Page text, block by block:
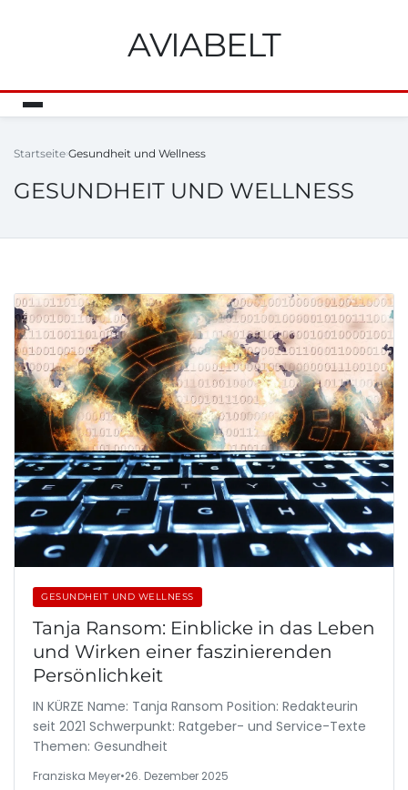
AVIABELT
Startseite Gesundheit und Wellness
GESUNDHEIT UND WELLNESS
GESUNDHEIT UND WELLNESS
Tanja Ransom: Einblicke in das Leben
und Wirken einer faszinierenden
Persönlichkeit
IN KÜRZE Name: Tanja Ransom Position: Redakteurin
seit 2021 Schwerpunkt: Ratgeber- und Service-Texte
Themen: Gesundheit
Franziska Meyer•26. Dezember 2025